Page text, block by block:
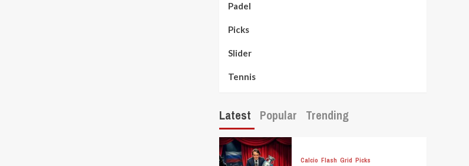
Padel
Picks
Slider
Tennis
Latest Popular Trending
Calcio Flash Grid Picks